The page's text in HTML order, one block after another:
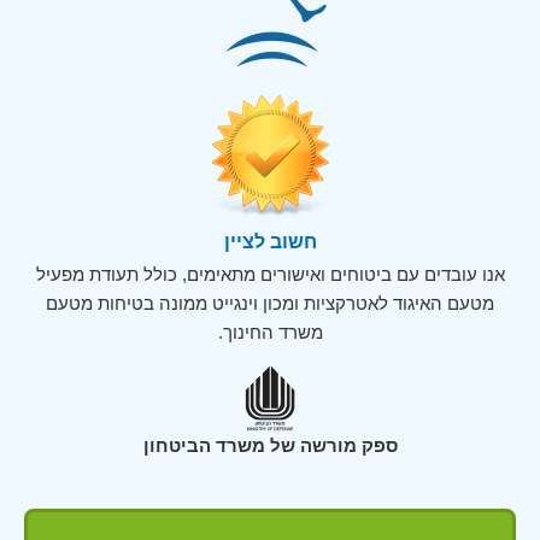
חשוב לציין
אנו עובדים עם ביטוחים ואישורים מתאימים, כולל תעודת מפעיל
מטעם האיגוד לאטרקציות ומכון וינגייט ממונה בטיחות מטעם
משרד החינוך.
ספק מורשה של משרד הביטחון